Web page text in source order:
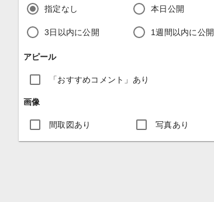
指定なし 本日公開
3日以内に公開 1週間以内に公開
アピール
「おすすめコメント」あり
画像
間取図あり 写真あり